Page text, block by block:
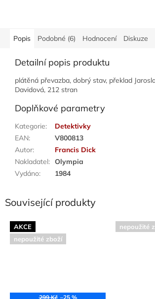
Popis Podobné (6) Hodnocení Diskuze
Detailní popis produktu
plátěná převazba, dobrý stav, překlad
Davidová, 212 stran
Doplňkové parametry
Kategorie:
Detektivky
EAN:
V800813
Autor:
Francis Dick
Nakladatel: Olympia
Vydáno: 1984
Související produkty
AKCE
nepoužité zboží
299 Kč –25 %
nepoužité